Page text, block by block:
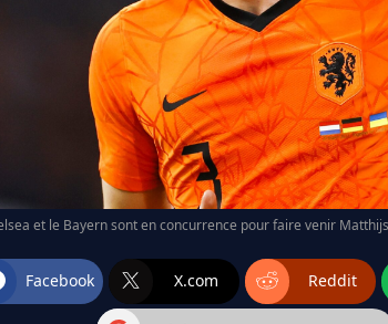
et le Bayern sont en concurrence pour faire venir
Facebook X.com Reddit